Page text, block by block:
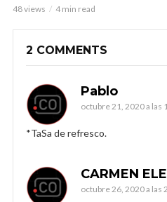
48 views 4 min read
2 COMMENTS
Pablo
octubre 21, 2020 a las
*TaSa de refresco.
CARMEN
octubre 26, 2020 a las